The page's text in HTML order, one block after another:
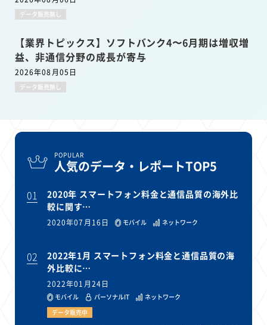
データ販売無し
【業界トピックス】ソフトバンク4〜6月期は増収増
益、非通信分野の成長が寄与
2026年08月05日
データ販売無し
POPULAR
人気のデータ・レポートTOP5
01
2020年 スマートフォン料金と通信品質の海外比
較に関す…
2020年07月16日 モバイル ネットワーク
02
2022年1月 スマートフォン料金と通信品質の海
外比較に…
2022年01月24日
モバイル パーソナルIT
ネットワーク
データ販売中